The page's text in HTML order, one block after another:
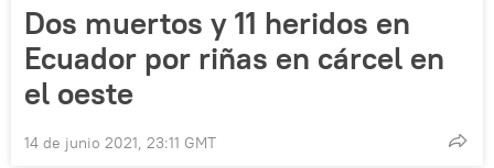
Dos muertos y 11 heridos en
Ecuador por riñas en cárcel en
el oeste
14 de junio 2021, 23:11 GMT